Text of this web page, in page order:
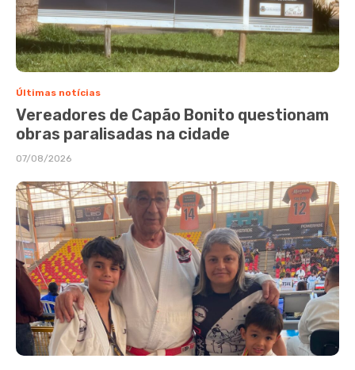
Últimas notícias
Vereadores de Capão Bonito questionam
obras paralisadas na cidade
07/08/2026